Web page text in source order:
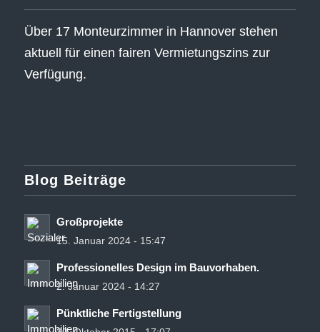
Über 17 Monteurzimmer in Hannover stehen
aktuell für einen fairen Vermietungszins zur
Verfügung.
Blog Beiträge
Großprojekte
15. Januar 2024 - 15:47
Professionelles Design im Bauvorhaben.
2. Januar 2024 - 14:27
Pünktliche Fertigstellung